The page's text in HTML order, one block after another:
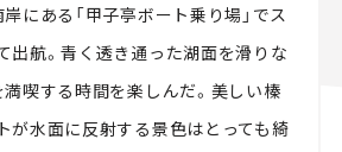
にある「甲子亭ボート乗り場」でス
出航。青く透き通った湖面を滑りな
満喫する時間を楽しんだ。美しい榛
が水面に反射する景色はとっても綺